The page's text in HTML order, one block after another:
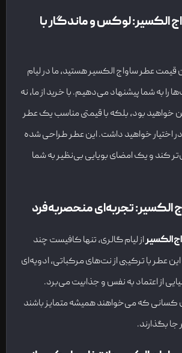
الکسیر: لوکس و ماندگار با
قیمت عطر ساواج الکسیر هستید، ما در لیام
به شما پیشنهاد می‌دهیم. با خرید از ما، نه
خواهید بود، بلکه با قیمتی مناسب یک عطر
اختیار خواهید داشت. این عطر طراحی شده
کند و یک امضای بویایی بی‌نظیر به شما
الکسیر: تجربه‌ای منحصربه‌فرد
از لیام گالری، تنها کافیست چند
عطر با ترکیبی از نت‌های مرکباتی، ادویه‌ای
از اعتماد به نفس و جذابیت می‌برد.
کسانی که می‌خواهند همیشه متمایز باشند
بگذارند.